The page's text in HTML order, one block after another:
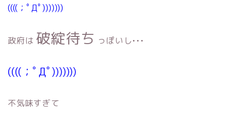
((((；ﾟДﾟ)))))))
政府は 破綻待ち っぽいし•••
((((；ﾟДﾟ)))))))
不気味すぎて